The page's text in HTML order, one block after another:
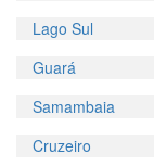
Lago Sul
Guará
Samambaia
Cruzeiro